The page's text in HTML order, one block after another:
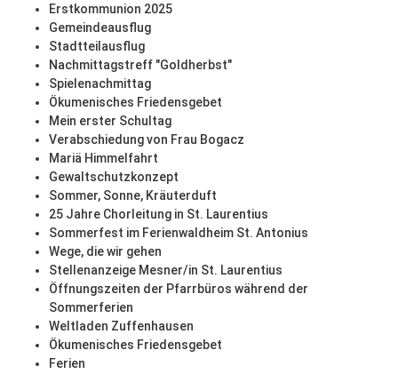
Erstkommunion 2025
Gemeindeausflug
Stadtteilausflug
Nachmittagstreff "Goldherbst"
Spielenachmittag
Ökumenisches Friedensgebet
Mein erster Schultag
Verabschiedung von Frau Bogacz
Mariä Himmelfahrt
Gewaltschutzkonzept
Sommer, Sonne, Kräuterduft
25 Jahre Chorleitung in St. Laurentius
Sommerfest im Ferienwaldheim St. Antonius
Wege, die wir gehen
Stellenanzeige Mesner/in St. Laurentius
Öffnungszeiten der Pfarrbüros während der
Sommerferien
Weltladen Zuffenhausen
Ökumenisches Friedensgebet
Ferien